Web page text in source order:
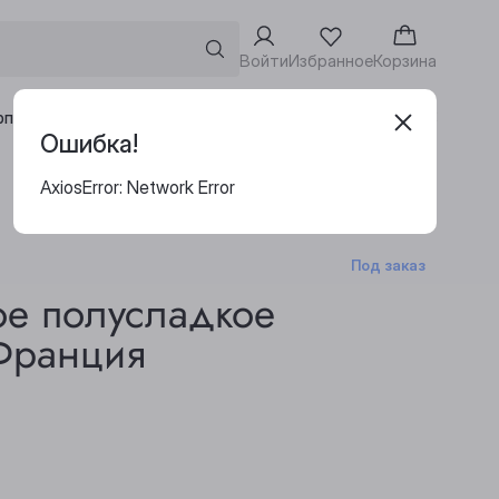
ВойтиИзбранноеКорзина
клиентам Адреса винотек
Под заказ
полусладкое
Ошибка!
AxiosError: Network Error